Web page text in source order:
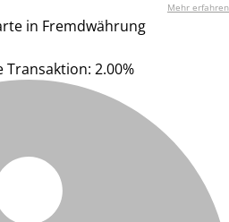
Mehr erfahren
in Fremdwährung
Transaktion: 2.00%